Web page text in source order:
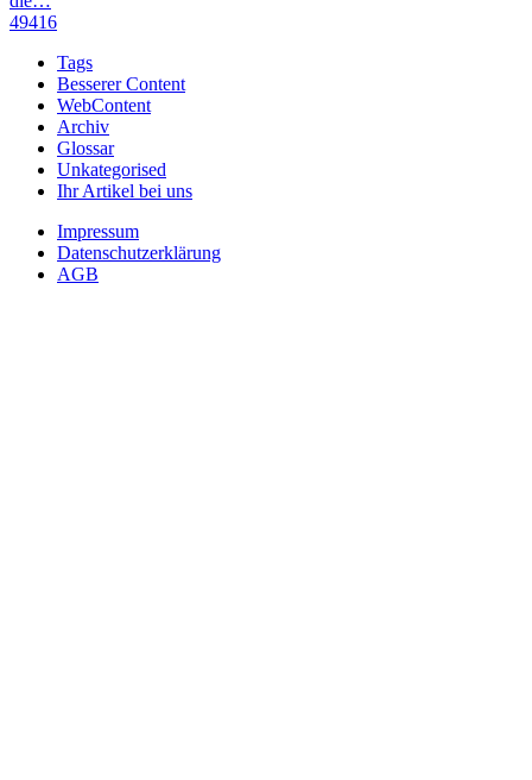
49416
Tags
Besserer Content
WebContent
Archiv
Glossar
Unkategorised
Ihr Artikel bei uns
Impressum
Datenschutzerklärung
AGB